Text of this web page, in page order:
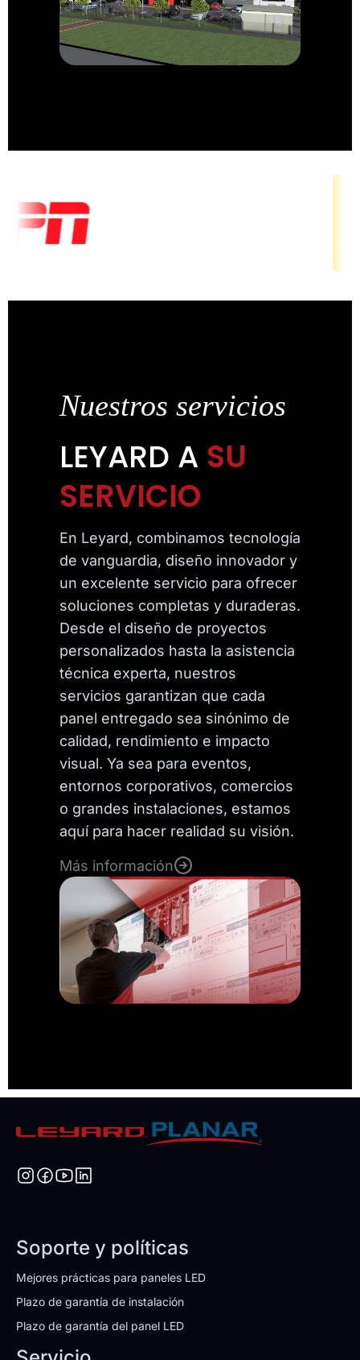
Nuestros servicios
LEYARD A SU
SERVICIO
En Leyard, combinamos tecnología
de vanguardia, diseño innovador y
un excelente servicio para ofrecer
soluciones completas y duraderas.
Desde el diseño de proyectos
personalizados hasta la asistencia
técnica experta, nuestros
servicios garantizan que cada
panel entregado sea sinónimo de
calidad, rendimiento e impacto
visual. Ya sea para eventos,
entornos corporativos, comercios
o grandes instalaciones, estamos
aquí para hacer realidad su visión.
Más información
Soporte y políticas
Mejores prácticas para paneles LED
Plazo de garantía de instalación
Plazo de garantía del panel LED